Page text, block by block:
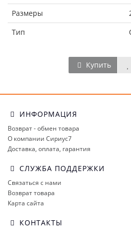
Размеры
Тип
Купить
ИНФОРМАЦИЯ
Возврат - обмен товара
О компании Сириус7
Доставка, оплата, гарантия
СЛУЖБА ПОДДЕРЖКИ
Связаться с нами
Возврат товара
Карта сайта
КОНТАКТЫ